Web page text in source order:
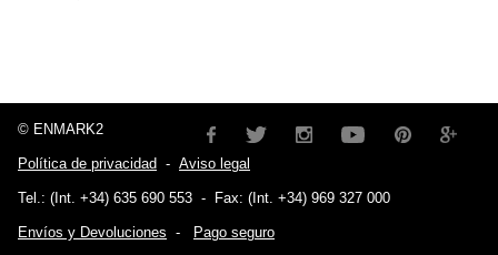
© ENMARK2
Política de privacidad - Aviso legal
Tel.: (Int. +34) 635 690 553 - Fax: (Int. +34) 969 327 000
Envíos y Devoluciones - Pago seguro